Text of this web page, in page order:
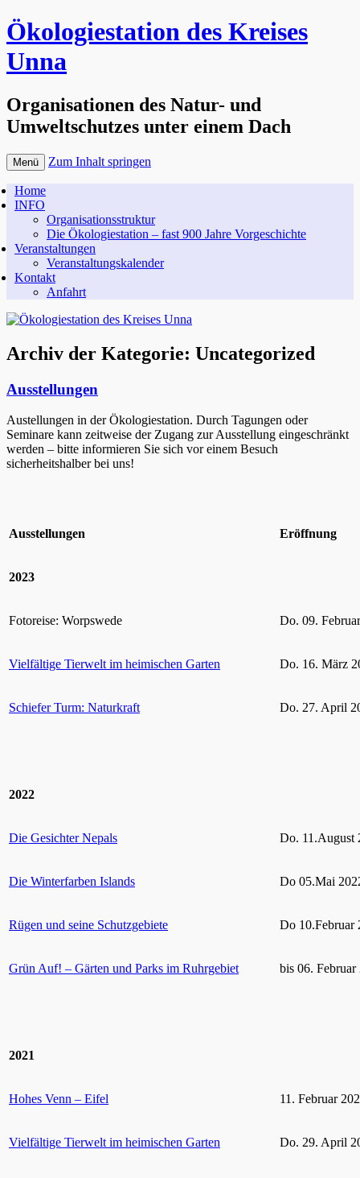
Ökologiestation des Kreises
Unna
Organisationen des Natur- und
Umweltschutzes unter einem Dach
Menü Zum Inhalt springen
Home
INFO
Organisationsstruktur
Die Ökologiestation – fast 900 Jahre Vorgeschichte
Veranstaltungen
Veranstaltungskalender
Kontakt
Anfahrt
Archiv der Kategorie: Uncategorized
Ausstellungen
Austellungen in der Ökologiestation. Durch Tagungen oder
Seminare kann zeitweise der Zugang zur Ausstellung eingeschränkt
werden – bitte informieren Sie sich vor einem Besuch
sicherheitshalber bei uns!
Ausstellungen Eröffnung
2023
Fotoreise: Worpswede Do. 09.
Vielfältige Tierwelt im heimischen Garten Do. 16. März
Schiefer Turm: Naturkraft Do. 27. April
2022
Die Gesichter Nepals Do. 11.August
Die Winterfarben Islands Do 05.Mai
Rügen und seine Schutzgebiete Do 10.Februar
Grün Auf! – Gärten und Parks im Ruhrgebiet bis 06. Februar
2021
Hohes Venn – Eifel 11. Februar
Vielfältige Tierwelt im heimischen Garten Do. 29. April